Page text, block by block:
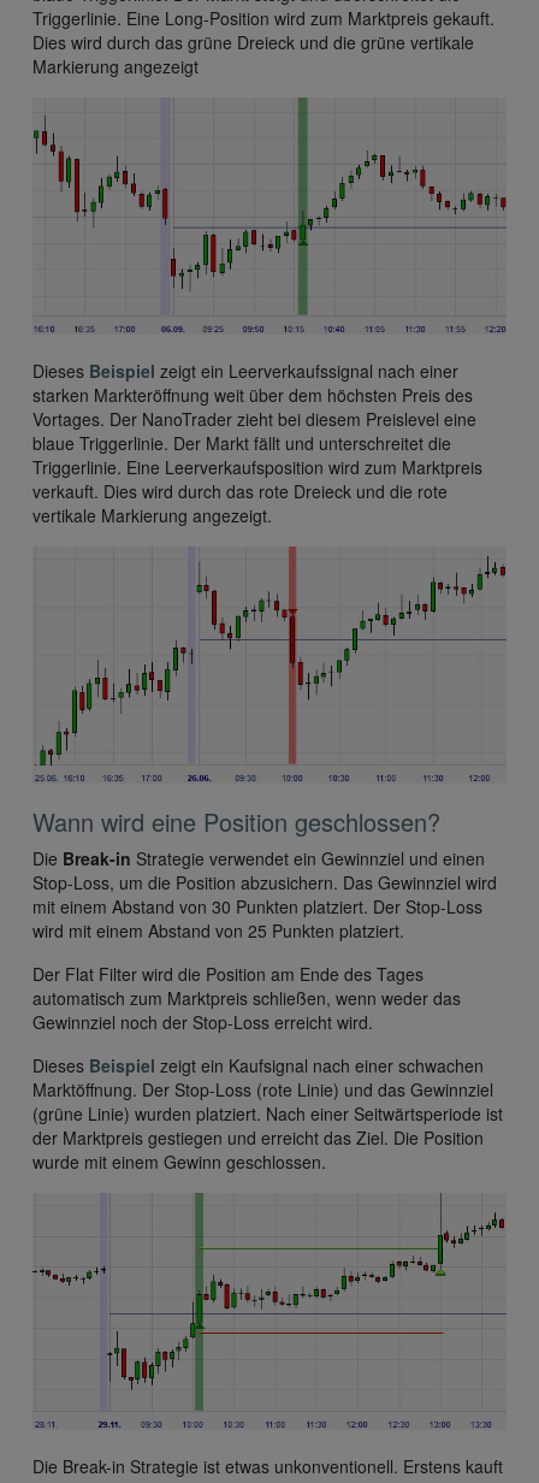
Triggerlinie. Eine Long-Position wird zum Marktpreis gekauft.
Dies wird durch das grüne Dreieck und die grüne vertikale
Markierung angezeigt
Dieses Beispiel zeigt ein Leerverkaufssignal nach einer
starken Markteröffnung weit über dem höchsten Preis des
Vortages. Der NanoTrader zieht bei diesem Preislevel eine
blaue Triggerlinie. Der Markt fällt und unterschreitet die
Triggerlinie. Eine Leerverkaufsposition wird zum Marktpreis
verkauft. Dies wird durch das rote Dreieck und die rote
vertikale Markierung angezeigt.
Wann wird eine Position geschlossen?
Die Break-in Strategie verwendet ein Gewinnziel und einen
Stop-Loss, um die Position abzusichern. Das Gewinnziel wird
mit einem Abstand von 30 Punkten platziert. Der Stop-Loss
wird mit einem Abstand von 25 Punkten platziert.
Der Flat Filter wird die Position am Ende des Tages
automatisch zum Marktpreis schließen, wenn weder das
Gewinnziel noch der Stop-Loss erreicht wird.
Dieses Beispiel zeigt ein Kaufsignal nach einer schwachen
Marktöffnung. Der Stop-Loss (rote Linie) und das Gewinnziel
(grüne Linie) wurden platziert. Nach einer Seitwärtsperiode ist
der Marktpreis gestiegen und erreicht das Ziel. Die Position
wurde mit einem Gewinn geschlossen.
Die Break-in Strategie ist etwas unkonventionell. Erstens kauft